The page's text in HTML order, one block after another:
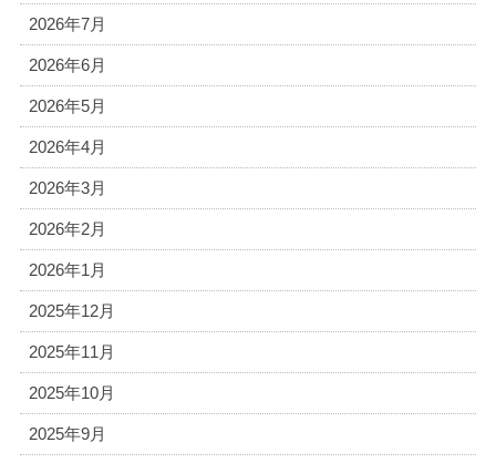
2026年7月
2026年6月
2026年5月
2026年4月
2026年3月
2026年2月
2026年1月
2025年12月
2025年11月
2025年10月
2025年9月